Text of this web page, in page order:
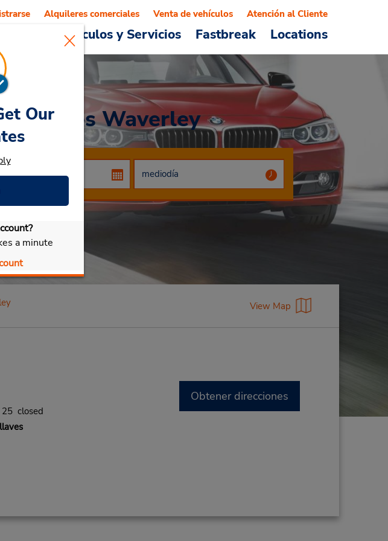
Vehículos y Servicios Fastbreak Locations
Alquileres comerciales Venta de vehículos Atención al Cliente
trenes Waverley
Our
a minute
View Map
closed
Obtener direcciones